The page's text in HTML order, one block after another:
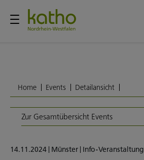
Home Events Detailansicht
Zur Gesamtübersicht Events
14.11.2024 Münster Info-Veranstaltung